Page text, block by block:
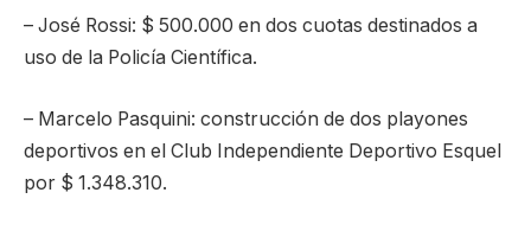
– José Rossi: $ 500.000 en dos cuotas destinados a
uso de la Policía Científica.
– Marcelo Pasquini: construcción de dos playones
deportivos en el Club Independiente Deportivo Esquel
por $ 1.348.310.